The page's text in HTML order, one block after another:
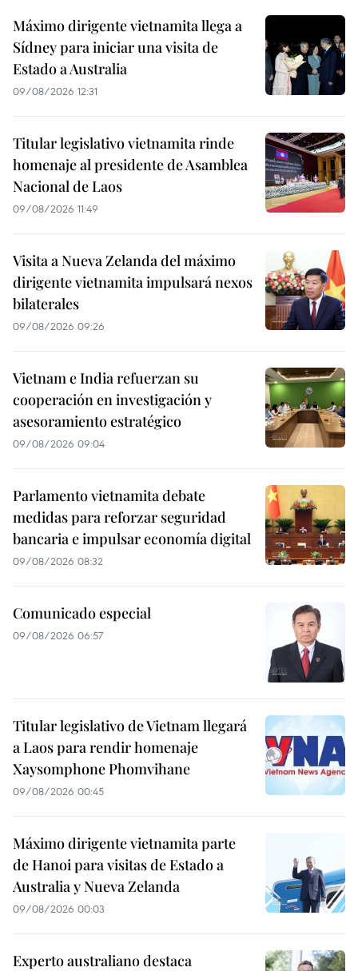
Máximo dirigente vietnamita llega a
Sídney para iniciar una visita de
Estado a Australia
09/08/2026 12:31
Titular legislativo vietnamita rinde
homenaje al presidente de Asamblea
Nacional de Laos
09/08/2026 11:49
Visita a Nueva Zelanda del máximo
dirigente vietnamita impulsará nexos
bilaterales
09/08/2026 09:26
Vietnam e India refuerzan su
cooperación en investigación y
asesoramiento estratégico
09/08/2026 09:04
Parlamento vietnamita debate
medidas para reforzar seguridad
bancaria e impulsar economía digital
09/08/2026 08:32
Comunicado especial
09/08/2026 06:57
Titular legislativo de Vietnam llegará
a Laos para rendir homenaje
Xaysomphone Phomvihane
09/08/2026 00:45
Máximo dirigente vietnamita parte
de Hanoi para visitas de Estado a
Australia y Nueva Zelanda
09/08/2026 00:03
Experto australiano destaca